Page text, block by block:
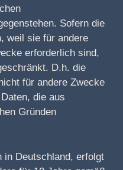
Sofern die
weil sie für andere
erforderlich sind,
D.h. die
für andere Zwecke
die aus
Gründen
in Deutschland, erfolgt